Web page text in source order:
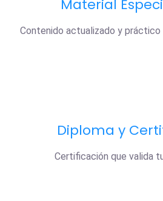
Material
Contenido actualizado y
Diploma y
Certificación que valida